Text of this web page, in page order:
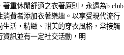
著重休閒舒適之衣著原則，永遠為b.club
消費者添加衣著樂趣。以享受現代流行
生活，精緻、甜美的穿衣風格，常接觸
資訊並有一定社交活動，明